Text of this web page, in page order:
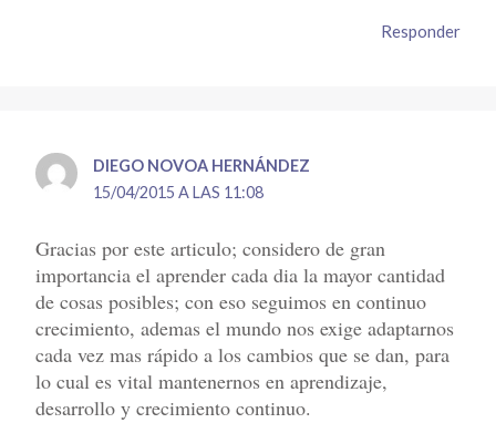
Responder
DIEGO NOVOA HERNÁNDEZ
15/04/2015 A LAS 11:08
Gracias por este articulo; considero de gran
importancia el aprender cada dia la mayor cantidad
de cosas posibles; con eso seguimos en continuo
crecimiento, ademas el mundo nos exige adaptarnos
cada vez mas rápido a los cambios que se dan, para
lo cual es vital mantenernos en aprendizaje,
desarrollo y crecimiento continuo.